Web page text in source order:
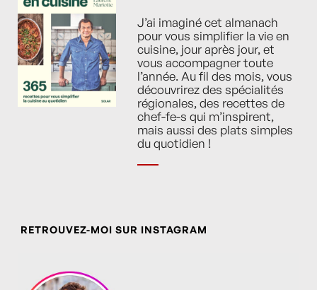
J’ai imaginé cet almanach
pour vous simplifier la vie en
cuisine, jour après jour, et
vous accompagner toute
l’année. Au fil des mois, vous
découvrirez des spécialités
régionales, des recettes de
chef-fe-s qui m’inspirent,
mais aussi des plats simples
du quotidien !
RETROUVEZ-MOI SUR INSTAGRAM